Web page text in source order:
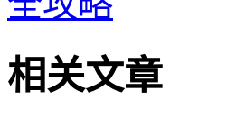
相关文章